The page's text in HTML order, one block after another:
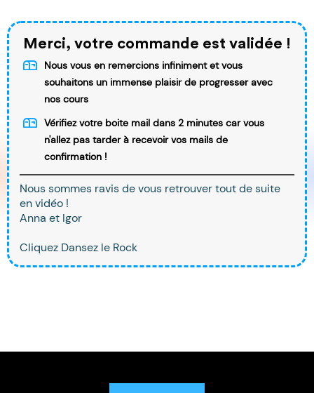
Merci, votre commande est validée !
Nous vous en remercions infiniment et vous
souhaitons un immense plaisir de progresser avec
nos cours
Vérifiez votre boite mail dans 2 minutes car vous
n'allez pas tarder à recevoir vos mails de
confirmation !
Nous sommes ravis de vous retrouver tout de suite
en vidéo !
Anna et Igor
Cliquez Dansez le Rock